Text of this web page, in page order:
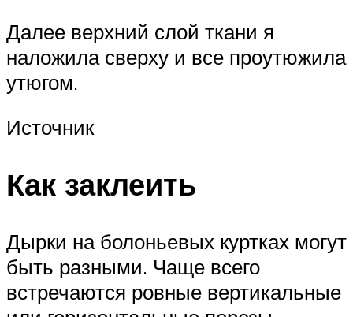
Далее верхний слой ткани я
наложила сверху и все проутюжила
утюгом.
Источник
Как заклеить
Дырки на болоньевых куртках могут
быть разными. Чаще всего
встречаются ровные вертикальные